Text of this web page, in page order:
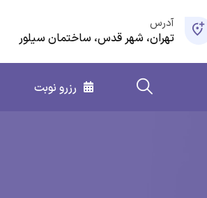
آدرس
تهران، شهر قدس، ساختمان سیلور
رزرو نوبت